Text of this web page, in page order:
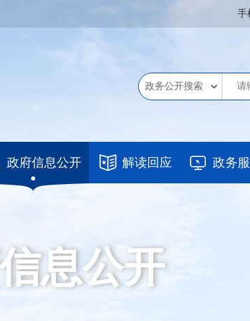
手
政府信息公开 解读回应 政务
息公开